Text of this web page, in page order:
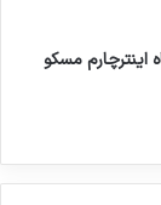
اینترچارم مسکو